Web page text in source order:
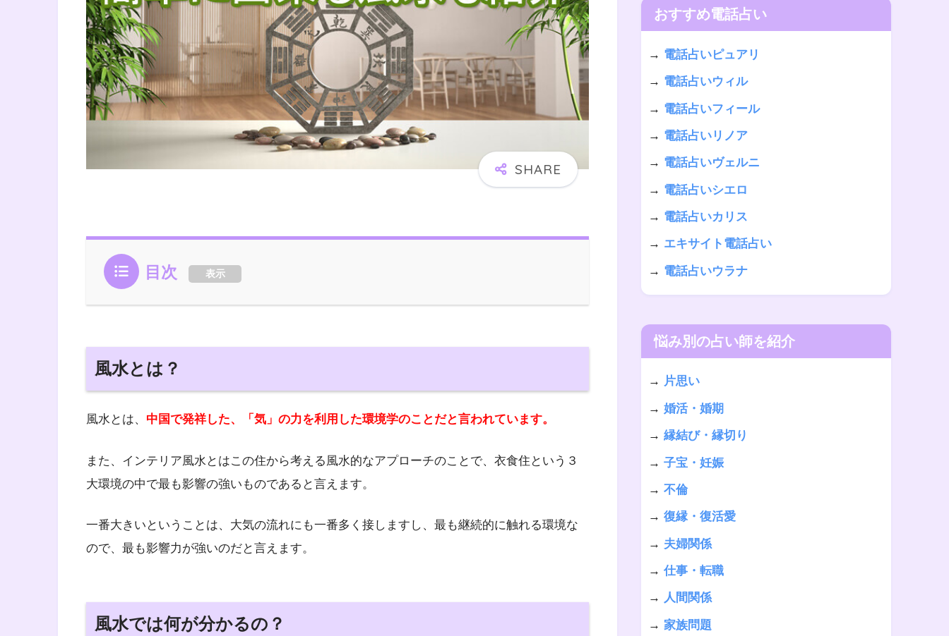
目次 表示
風水とは？
風水とは、 中国で発祥した、「気」の力を利用した環境学のことだと言われています。
また、インテリア風水とはこの住から考える風水的なアプローチのことで、衣食住という３
大環境の中で最も影響の強いものであると言えます。
一番大きいということは、大気の流れにも一番多く接しますし、最も継続的に触れる環境な
ので、最も影響力が強いのだと言えます。
風水では何が分かるの？
おすすめ電話占い
→ 電話占いピュアリ
→ 電話占いウィル
→ 電話占いフィール
→ 電話占いリノア
→ 電話占いヴェルニ
→ 電話占いシエロ
→ 電話占いカリス
→ エキサイト電話占い
→ 電話占いウラナ
悩み別の占い師を紹介
→ 片思い
→ 婚活・婚期
→ 縁結び・縁切り
→ 子宝・妊娠
→ 不倫
→ 復縁・復活愛
→ 夫婦関係
→ 仕事・転職
→ 人間関係
→ 家族問題